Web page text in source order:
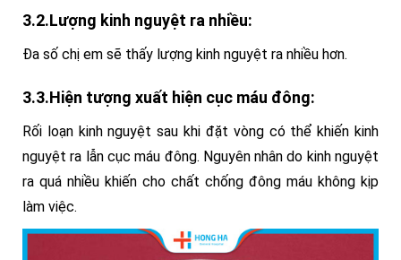
3.2.Lượng kinh nguyệt ra nhiều:
Đa số chị em sẽ thấy lượng kinh nguyệt ra nhiều hơn.
3.3.Hiện tượng xuất hiện cục máu đông:
Rối loạn kinh nguyệt sau khi đặt vòng có thể khiến kinh
nguyệt ra lẫn cục máu đông. Nguyên nhân do kinh nguyệt
ra quá nhiều khiến cho chất chống đông máu không kịp
làm việc.